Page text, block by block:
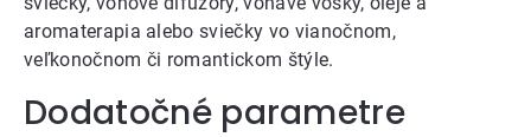
aromaterapia alebosviečky vo vianočnom,
veľkonočnom či romantickom štýle.
Dodatočné parametre